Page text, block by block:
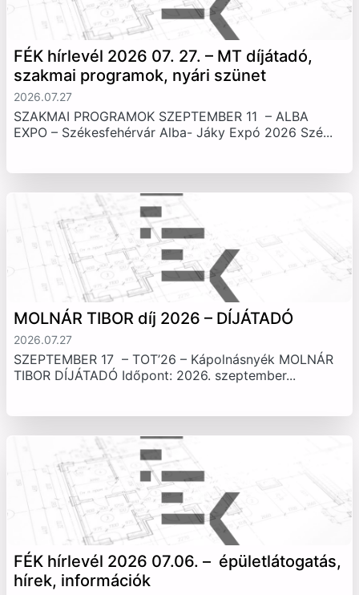
FÉK hírlevél 2026 07. 27. – MT díjátadó,
szakmai programok, nyári szünet
2026.07.27
SZAKMAI PROGRAMOK SZEPTEMBER 11 – ALBA
EXPO – Székesfehérvár Alba- Jáky Expó 2026 Szé...
MOLNÁR TIBOR díj 2026 – DÍJÁTADÓ
2026.07.27
SZEPTEMBER 17 – TOT’26 – Kápolnásnyék MOLNÁR
TIBOR DÍJÁTADÓ Időpont: 2026. szeptember...
FÉK hírlevél 2026 07.06. – épületlátogatás,
hírek, információk